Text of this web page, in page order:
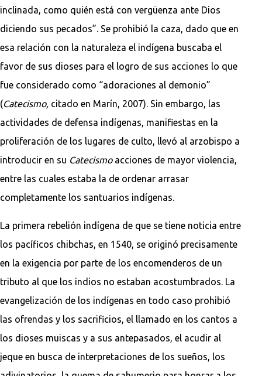
inclinada, como quién está con vergüenza ante Dios
diciendo sus pecados”. Se prohibió la caza, dado que en
esa relación con la naturaleza el indígena buscaba el
favor de sus dioses para el logro de sus acciones lo que
fue considerado como “adoraciones al demonio”
(Catecismo, citado en Marín, 2007). Sin embargo, las
actividades de defensa indígenas, manifiestas en la
proliferación de los lugares de culto, llevó al arzobispo a
introducir en su Catecismoacciones de mayor violencia,
entre las cuales estaba la de ordenar arrasar
completamente los santuarios indígenas.
La primera rebelión indígena de que se tiene noticia entre
los pacíficos chibchas, en 1540, se originó precisamente
en la exigencia por parte de los encomenderos de un
tributo al que los indios no estaban acostumbrados. La
evangelización de los indígenas en todo caso prohibió
las ofrendas y los sacrificios, el llamado en los cantos a
los dioses muiscas y a sus antepasados, el acudir al
jeque en busca de interpretaciones de los sueños, los